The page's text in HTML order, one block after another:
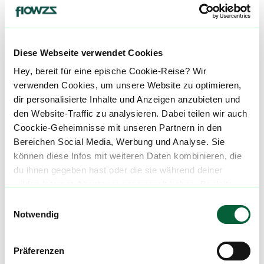
Diese Webseite verwendet Cookies
Hey, bereit für eine epische Cookie-Reise? Wir
verwenden Cookies, um unsere Website zu optimieren,
dir personalisierte Inhalte und Anzeigen anzubieten und
den Website-Traffic zu analysieren. Dabei teilen wir auch
Coockie-Geheimnisse mit unseren Partnern in den
Bereichen Social Media, Werbung und Analyse. Sie
können diese Infos mit weiteren Daten kombinieren, die
du ihnen gegeben hast oder die sie während deiner
Notwendig
Präferenzen
Über diesen Strain: El Chapo
E El Chapo
El Chapo, oder auch El Chapo OG, ist ein kraftvoller, indica-dominanter Hybrid, entstanden aus der Dreifachkreuzung von Face Off OG, SFV OG und OG Kush – eine Genetik, die keine halben Sachen macht. Der Strain überzeugt trotz eher moderaten THC-Gehalt von durchschnittlich 19–23 % mit einer schnellen, tief entspannenden Wirkung. ::br Die Blüten sind kompakt und rund, in sattem Waldgrün. Feine, orangefarbene Härchen durchziehen die Buds, die von einer dichten Schicht hell bernsteinfarbener Trichome überzogen sind. ::br ###### El Chapo Geschmack & Aroma & Geschmack Am Gaumen überzeugt El Chapo OG mit einem süß-zitronigen Geschmack, unterlegt von floralen und leicht erdigen Kush-Noten. Das Aroma ist intensiv: süße Zitrone trifft auf Pinie und ein fast bonbonartiger, blumiger Duft. ::br ###### El Chapo Geschmack Wirkung Bereits wenige Züge reichen aus, um eine intensive, stimmungsaufhellende Wirkung zu spüren. Was als leichter mentaler Lift beginnt, geht rasch in eine körperliche Schwere über, die tief in die Muskulatur sinkt und den Körper in einen Zustand wohltuender Sedierung versetzt. Ideal für den Abend oder zur Unterstützung beim Einschlafen. ::br Dank seiner starken Wirkung eignet sich El Chapo OG besonders bei: - Chronischem Stress - Depressionen - Entzündungen - Chronischen Schmerzen - Schlafstörungen / Insomnie **Fazit:** El Chapo ist nichts für Anfänger – aber für alle, die eine kraftvolle Wirkung, angenehme Schwere und ein süß-zitroniges Geschmacksprofil suchen, ist dieser Strain ein echter Volltreffer. ::br Unsere Datenbank lebt von den Erfahrungen der Community. Hast du den El Chapo schon konsumiert? Hast du Erfahrung mit der El Chapo Wirkung? Dann teile deine Erfahrungen mit uns und hilf anderen Patienten dabei, ihren perfekten Strain für sich zu finden. Wenn du eine El Chapo Cannabisblüte bestellen möchtest, nutze einfach unseren Preisvergleich, um die günstigste Cannabis Apotheke für diese Blüte zu finden.
Cannabisblüten mit diesem Strain
El Chapo